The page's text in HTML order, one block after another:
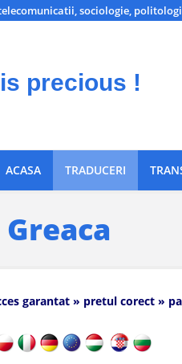
sociologie,
precious !
ACASA TRADUCERI
garantat » pretul corect »